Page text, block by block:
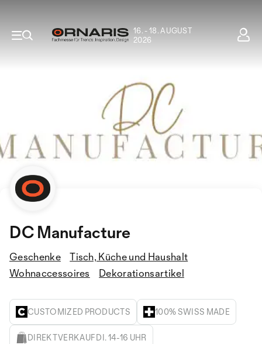
16. - 18. AUGUST
2026
DC Manufacture
Geschenke
Tisch, Küche und Haushalt
Wohnaccessoires
Dekorationsartikel
CUSTOMIZED PRODUCTS 100% SWISS MADE
DIREKTVERKAUF DI. 14-16 UHR